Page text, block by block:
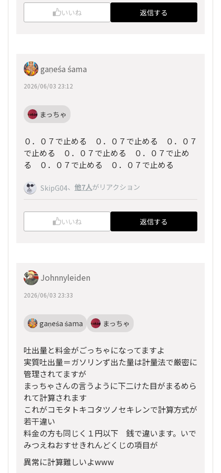
いいね 返信する
gaṇeśa śama
2026/06/03 23:12
まっちゃ
０．０７で止める ０．０７で止める ０．０７
で止める ０．０７で止める ０．０７で止め
る ０．０７で止める ０．０７で止める
SkipG04、 他7人がリアクション
いいね 返信する
Johnnyleiden
2026/06/03 23:33
gaṇeśa śama まっちゃ
吐出量と料金がごっちゃになってますよ
実質吐出量＝ガソリンず出た量は計量法で厳密に
管理されてますが
まっちゃさんの言うように下二けた目がまるめら
れて計算されます
これがコモタトキコタツノセキレンで計算方式が
若干違い
料金の方も同じく１円以下 銭で違います。いで
みつえねおすせきれんどくじの項目が
異常に計算難しいよwww